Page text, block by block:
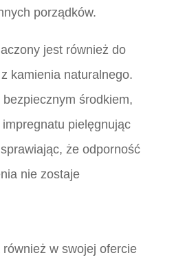
porządków.
jest również do
kamienia naturalnego.
środkiem,
pielęgnując
że odporność
nie zostaje
w swojej ofercie